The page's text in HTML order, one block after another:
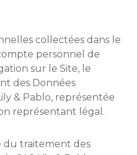
collectées dans le
personnel de
sur le Site, le
des Données
& Pablo, représentée
représentant légal.
du traitement des